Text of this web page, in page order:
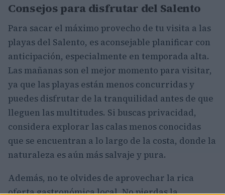
Consejos para disfrutar del Salento
Para sacar el máximo provecho de tu visita a las
playas del Salento, es aconsejable planificar con
anticipación, especialmente en temporada alta.
Las mañanas son el mejor momento para visitar,
ya que las playas están menos concurridas y
puedes disfrutar de la tranquilidad antes de que
lleguen las multitudes. Si buscas privacidad,
considera explorar las calas menos conocidas
que se encuentran a lo largo de la costa, donde la
naturaleza es aún más salvaje y pura.
Además, no te olvides de aprovechar la rica
oferta gastronómica local. No pierdas la